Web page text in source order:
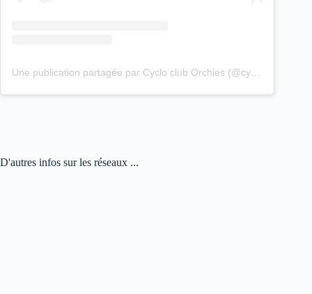
D'autres infos sur les réseaux ...